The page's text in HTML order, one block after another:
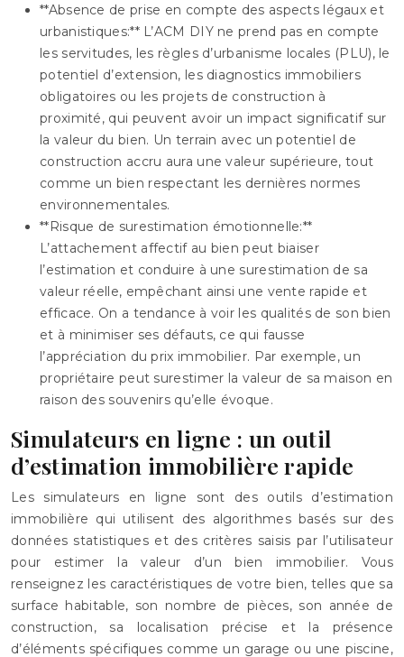
**Absence de prise en compte des aspects légaux et
urbanistiques:** L’ACM DIY ne prend pas en compte
les servitudes, les règles d’urbanisme locales (PLU), le
potentiel d’extension, les diagnostics immobiliers
obligatoires ou les projets de construction à
proximité, qui peuvent avoir un impact significatif sur
la valeur du bien. Un terrain avec un potentiel de
construction accru aura une valeur supérieure, tout
comme un bien respectant les dernières normes
environnementales.
**Risque de surestimation émotionnelle:**
L’attachement affectif au bien peut biaiser
l’estimation et conduire à une surestimation de sa
valeur réelle, empêchant ainsi une vente rapide et
efficace. On a tendance à voir les qualités de son bien
et à minimiser ses défauts, ce qui fausse
l’appréciation du prix immobilier. Par exemple, un
propriétaire peut surestimer la valeur de sa maison en
raison des souvenirs qu’elle évoque.
Simulateurs en ligne : un outil
d’estimation immobilière rapide
Les simulateurs en ligne sont des outils d’estimation
immobilière qui utilisent des algorithmes basés sur des
données statistiques et des critères saisis par l’utilisateur
pour estimer la valeur d’un bien immobilier. Vous
renseignez les caractéristiques de votre bien, telles que sa
surface habitable, son nombre de pièces, son année de
construction, sa localisation précise et la présence
d’éléments spécifiques comme un garage ou une piscine,